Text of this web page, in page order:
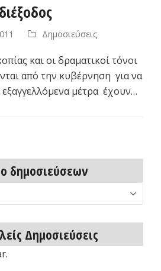
Δημοσιεύσεις
και οι δραματικοί τόνοι
από την κυβέρνηση για να
μέτρα έχουν…
δημοσιεύσεων
Δημοσιεύσεις